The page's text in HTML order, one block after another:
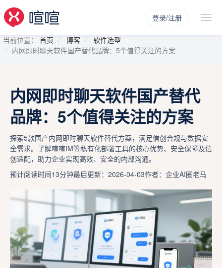
登录/注册
当前位置： 首页 博客
软件选型
内网即时聊天软件国产替代品牌：5个值得关注的方案
内网即时聊天软件国产替代
品牌：5个值得关注的方案
探索5款国产内网即时聊天软件替代方案，满足信创合规与数据安
全需求。了解喧喧IM等私有化部署工具的核心优势、安全保障及信
创适配，助力企业实现高效、安全的内部沟通。
预计阅读时间13分钟最后更新：2026-04-03作者：企业AI圈老马